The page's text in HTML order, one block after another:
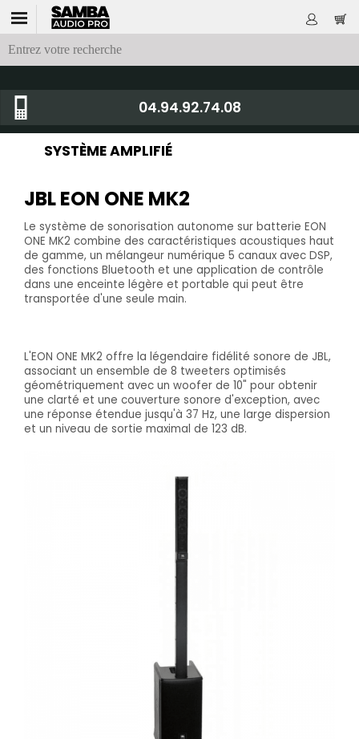
04.94.92.74.08
SYSTÈME AMPLIFIÉ
JBL EON ONE MK2
Le système de sonorisation autonome sur batterie EON
ONE MK2 combine des caractéristiques acoustiques haut
de gamme, un mélangeur numérique 5 canaux avec DSP,
des fonctions Bluetooth et une application de contrôle
dans une enceinte légère et portable qui peut être
transportée d'une seule main.
L'EON ONE MK2 offre la légendaire fidélité sonore de JBL,
associant un ensemble de 8 tweeters optimisés
géométriquement avec un woofer de 10" pour obtenir
une clarté et une couverture sonore d'exception, avec
une réponse étendue jusqu'à 37 Hz, une large dispersion
et un niveau de sortie maximal de 123 dB.